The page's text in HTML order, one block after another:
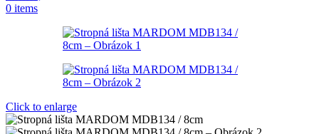
0 items
Click to enlarge